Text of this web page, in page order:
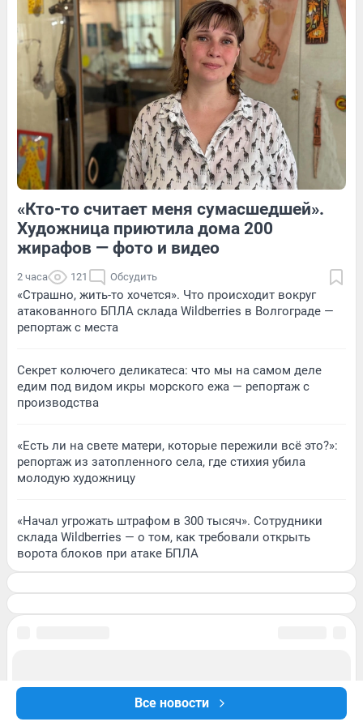
Все новости
Обсудить Обсудить
1 Обсудить 4 Обсудить
«Кто-то считает меня сумасшедшей».
Художница приютила дома 200
жирафов — фото и видео
2 часа 121 Обсудить
«Страшно, жить-то хочется». Что происходит вокруг
атакованного БПЛА склада Wildberries в Волгограде —
репортаж с места
Секрет колючего деликатеса: что мы на самом деле
едим под видом икры морского ежа — репортаж с
производства
«Есть ли на свете матери, которые пережили всё это?»:
репортаж из затопленного села, где стихия убила
молодую художницу
«Начал угрожать штрафом в 300 тысяч». Сотрудники
склада Wildberries — о том, как требовали открыть
ворота блоков при атаке БПЛА